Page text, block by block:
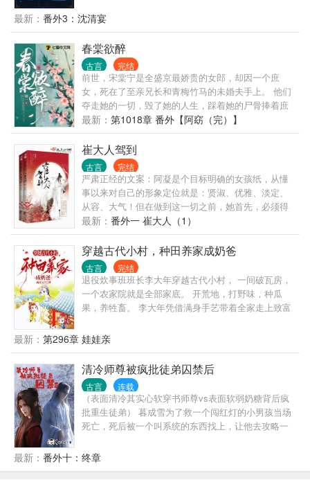
他是帝王，她是宫女。本就毫不相干的两人，却终究
要纠缠一生。
最新： 番外3：沈清宴
春棠欲醉
古言 完结
前世，宋棠宁是全盛京最娇贵的女郎，却因一个庶
女，死在了至亲兄长和青梅竹马的未婚夫手上。 他们
夺走她的一切，毁了她的人生，踩着她的尸骨捧着庶
女成为耀眼的骄阳，而她却毁容断腿，被囚于废院多
年活活遭人勒死。 重生后，棠宁再也不要当那踏脚
石。 冷漠偏心的兄长，她不要。 爱慕白莲的表哥，她
断亲。 三心二意的未婚夫，她退婚。 等撕开庶女嘴
脸，兄长们和未婚夫跪在面前求她原谅。 宋棠宁冷
漠：原谅？呵，烧死了灰扬了才好。 她已经有阿兄
了，虽然新找的阿兄是个太监，名声不好，冷戾狠
辣，远远唤声督主就能吓的小儿啼哭。 可他唤她“小海
棠”时，温柔极了。 …… 萧厌最初与棠宁独处时，被
人说于礼不合：“本督是个太监，有什么礼？” 后来满
室暖香，萧厌抱着醉红了眼的小姑娘：“小海棠，阿兄
疼你。” …… ……
最新： 第1018章 番外【阿窈（完）】
崔大人驾到
古言 完结
严肃正经的文案：阿凝是个目标明确的女孩纸，从懂
事以来对自己的形象定位就是：贤淑、优雅、淡定、
从容、大气！但在做到这一切之前，她首先，必须得
撸起袖子掀翻那帮装逼的伪君子！！！不正经文案：
他那么耀眼，宛若烈烈金乌让人不敢直视、不敢靠
近，就连他主动接近，阿凝都觉得自己要被烤化了，
始终不敢置信自己竟然拥有了这个男人。她有时候会
惴惴：你不嫌弃我笨？他道：智多者夭寿，你能拯救
我和我们的孩子。她恼怒又担忧：就算以后我生的孩
子能笨点，可你又不会变笨。他抱住她道：近墨者
黑。——————————————本文是悬疑、推
最新： 番外一 崔大人（1）
穿越古代小村，种田养家成奶爸
古言 完结
退役炊事班班长李大年穿越古代小村， 一间破瓦房，
一个农家院就是全部家底。 开荒地，打野味，种瓜
果，养牲畜。 李大年凭借满身手艺带着全家走上致富
最新： 第296章 娃娃亲
清冷师尊被疯批徒弟囚禁后
古言 连载
（表面清冷其实心软穿书师尊vs表面软弱奶糖背后疯
批重生徒弟） 暮成雪为了救一个闯红灯的小男孩当场
死亡，死后被一个叫系统的东西找上，让他去攻略一
候被虐待，可怜巴巴却也不抱怨，长大后被人当成炉
鼎，好不容易逃出去又被人发现魔族的身份，被人毁
最新： 番外十：终章